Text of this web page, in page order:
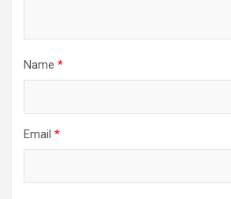
Name *
Email *